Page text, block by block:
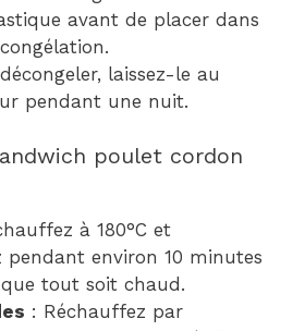
avant de placer dans
laissez-le au
pendant une nuit.
poulet cordon
à 180°C et
pendant environ 10 minutes
que tout soit chaud.
: Réchauffez par